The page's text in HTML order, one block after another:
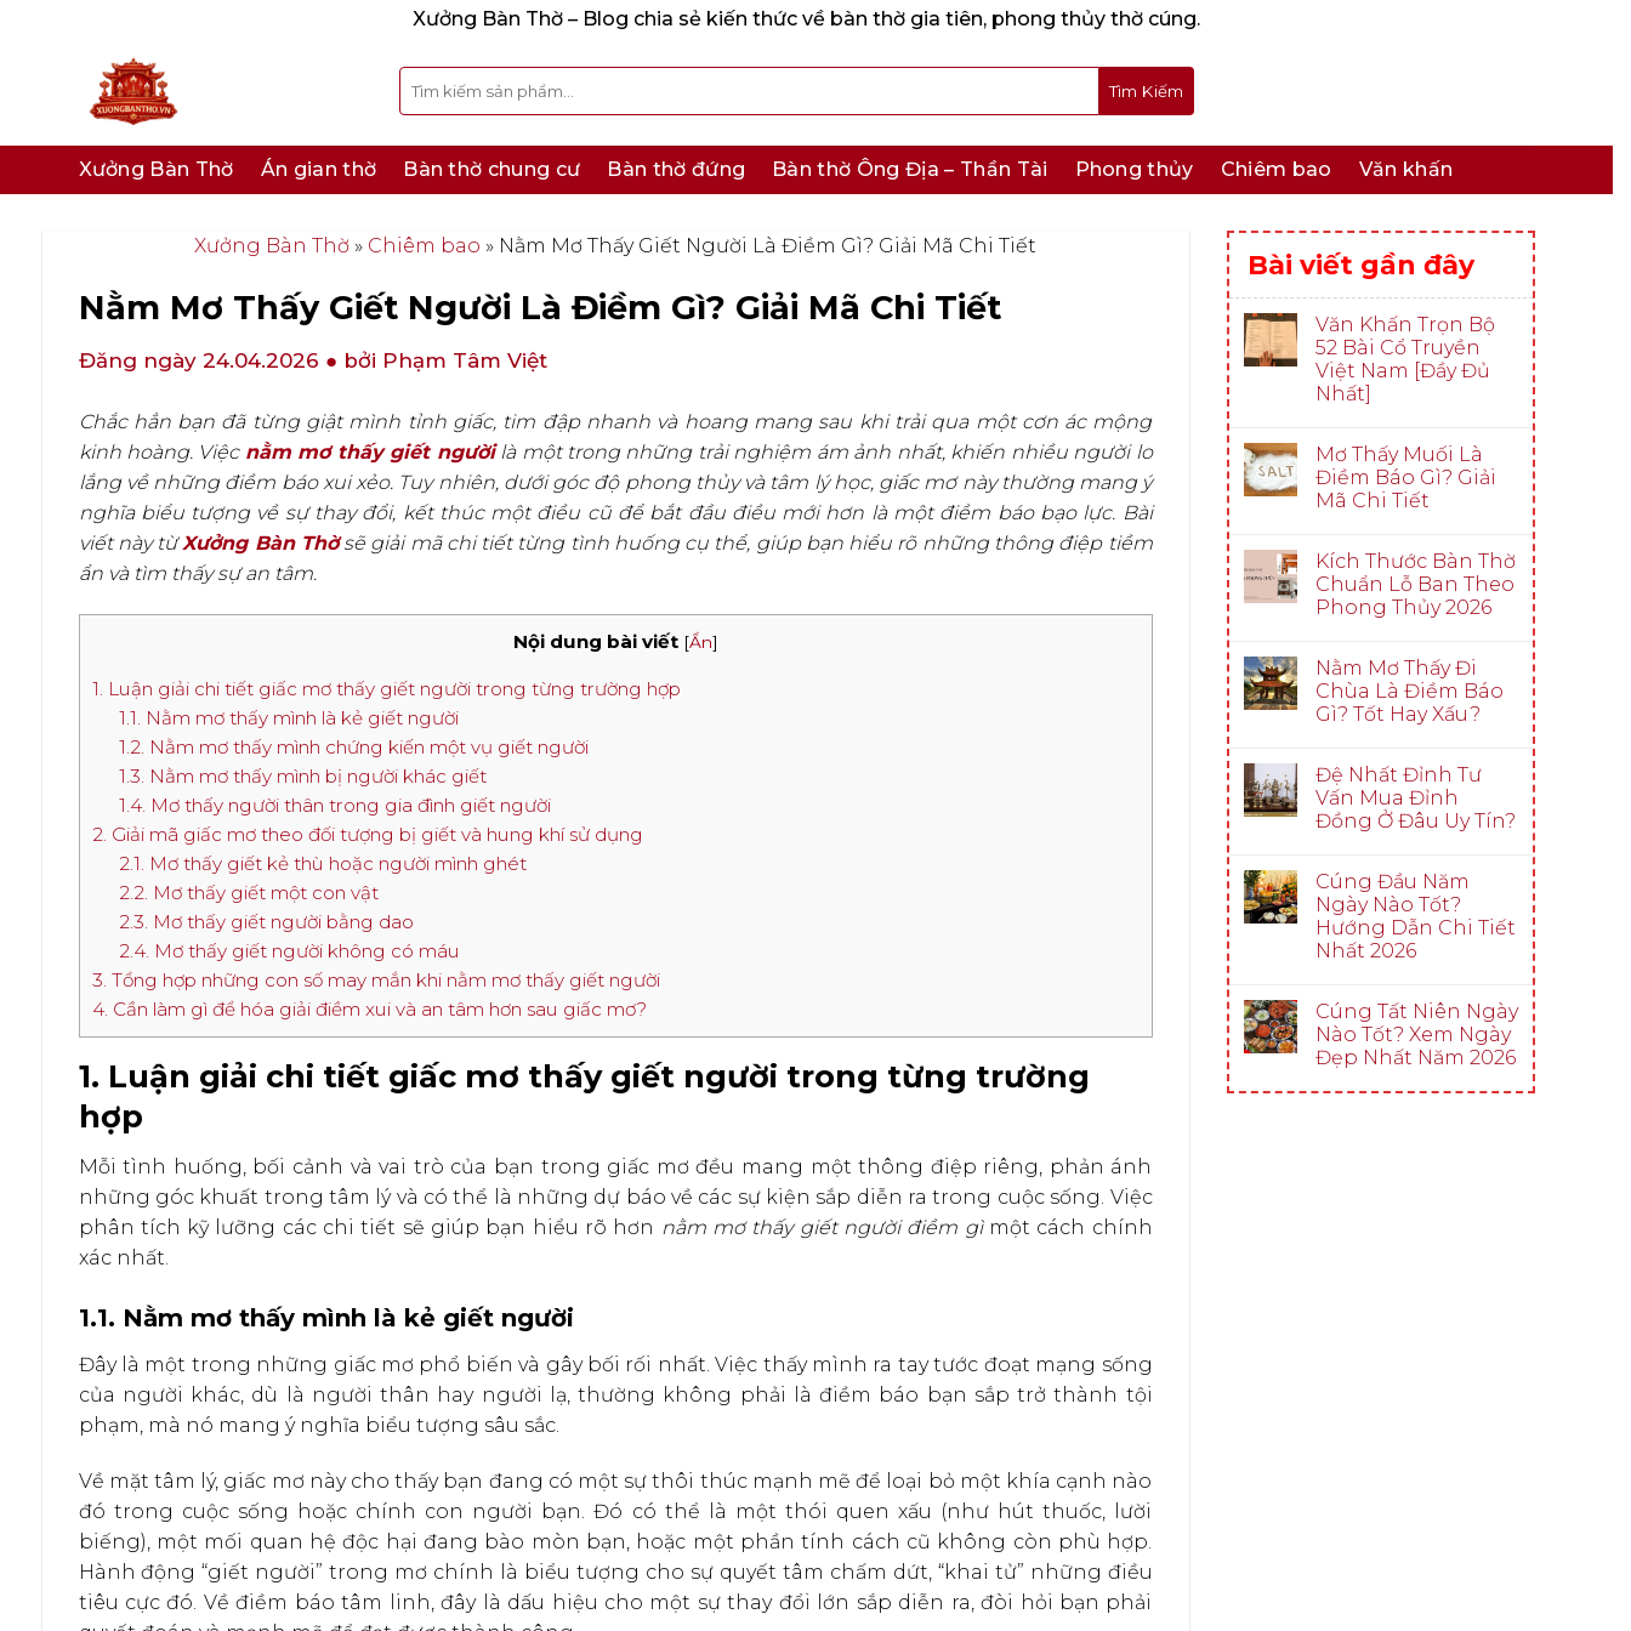
Xưởng Bàn Thờ – Blog chia sẻ kiến thức về bàn thờ gia tiên, phong thủy thờ cúng.
Tìm
kiếm:
Xưởng Bàn Thờ Án gian thờ Bàn thờ chung cư Bàn thờ đứng Bàn thờ Ông Địa – Thần Tài Phong thủy Chiêm bao Văn khấn
Xưởng Bàn Thờ » Chiêm bao » Nằm Mơ Thấy Giết Người Là Điềm Gì? Giải Mã Chi Tiết
Nằm Mơ Thấy Giết Người Là Điềm Gì? Giải Mã Chi Tiết
Đăng ngày 24.04.2026 ● bởi Phạm Tâm Việt
Chắc hẳn bạn đã từng giật mình tỉnh giấc, tim đập nhanh và hoang mang sau khi trải qua một cơn ác mộng
kinh hoàng. Việc nằm mơ thấy giết ngườilà một trong những trải nghiệm ám ảnh nhất, khiến nhiều người lo
lắng về những điềm báo xui xẻo. Tuy nhiên, dưới góc độ phong thủy và tâm lý học, giấc mơ này thường mang ý
nghĩa biểu tượng về sự thay đổi, kết thúc một điều cũ để bắt đầu điều mới hơn là một điềm báo bạo lực. Bài
viết này từXưởng Bàn Thờsẽ giải mã chi tiết từng tình huống cụ thể, giúp bạn hiểu rõ những thông điệp tiềm
ẩn và tìm thấy sự an tâm.
Nội dung bài viết [Ẩn]
1. Luận giải chi tiết giấc mơ thấy giết người trong từng trường hợp
1.1. Nằm mơ thấy mình là kẻ giết người
1.2. Nằm mơ thấy mình chứng kiến một vụ giết người
1.3. Nằm mơ thấy mình bị người khác giết
1.4. Mơ thấy người thân trong gia đình giết người
2. Giải mã giấc mơ theo đối tượng bị giết và hung khí sử dụng
2.1. Mơ thấy giết kẻ thù hoặc người mình ghét
2.2. Mơ thấy giết một con vật
2.3. Mơ thấy giết người bằng dao
2.4. Mơ thấy giết người không có máu
3. Tổng hợp những con số may mắn khi nằm mơ thấy giết người
4. Cần làm gì để hóa giải điềm xui và an tâm hơn sau giấc mơ?
1. Luận giải chi tiết giấc mơ thấy giết người trong từng trường
hợp
Mỗi tình huống, bối cảnh và vai trò của bạn trong giấc mơ đều mang một thông điệp riêng, phản ánh
những góc khuất trong tâm lý và có thể là những dự báo về các sự kiện sắp diễn ra trong cuộc sống. Việc
phân tích kỹ lưỡng các chi tiết sẽ giúp bạn hiểu rõ hơn nằm mơ thấy giết người điềm gìmột cách chính
xác nhất.
1.1. Nằm mơ thấy mình là kẻ giết người
Đây là một trong những giấc mơ phổ biến và gây bối rối nhất. Việc thấy mình ra tay tước đoạt mạng sống
của người khác, dù là người thân hay người lạ, thường không phải là điềm báo bạn sắp trở thành tội
phạm, mà nó mang ý nghĩa biểu tượng sâu sắc.
Về mặt tâm lý, giấc mơ này cho thấy bạn đang có một sự thôi thúc mạnh mẽ để loại bỏ một khía cạnh nào
đó trong cuộc sống hoặc chính con người bạn. Đó có thể là một thói quen xấu (như hút thuốc, lười
biếng), một mối quan hệ độc hại đang bào mòn bạn, hoặc một phần tính cách cũ không còn phù hợp.
Hành động “giết người” trong mơ chính là biểu tượng cho sự quyết tâm chấm dứt, “khai tử” những điều
tiêu cực đó. Về điềm báo tâm linh, đây là dấu hiệu cho một sự thay đổi lớn sắp diễn ra, đòi hỏi bạn phải
Bài viết gần đây
Văn Khấn Trọn Bộ
52 Bài Cổ Truyền
Việt Nam [Đầy Đủ
Nhất]
Mơ Thấy Muối Là
Điềm Báo Gì? Giải
Mã Chi Tiết
Kích Thước Bàn Thờ
Chuẩn Lỗ Ban Theo
Phong Thủy 2026
Nằm Mơ Thấy Đi
Chùa Là Điềm Báo
Gì? Tốt Hay Xấu?
Đệ Nhất Đỉnh Tư
Vấn Mua Đỉnh
Đồng Ở Đâu Uy Tín?
Cúng Đầu Năm
Ngày Nào Tốt?
Hướng Dẫn Chi Tiết
Nhất 2026
Cúng Tất Niên Ngày
Nào Tốt? Xem Ngày
Đẹp Nhất Năm 2026